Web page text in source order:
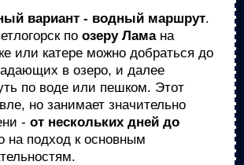
вариант - водный маршрут.
по озеру Ламана
или катере можно добраться до
в озеро, и далее
по воде или пешком. Этот
но занимает значительно
- от нескольких дней до
на подход к основным